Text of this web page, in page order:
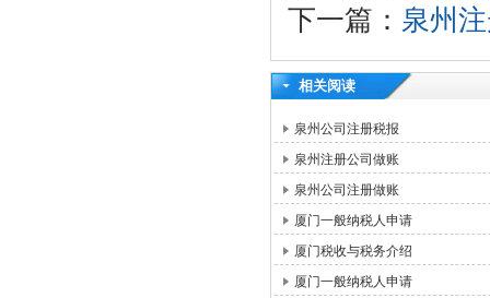
下一篇： 泉州
相关阅读
泉州公司注册税报
泉州注册公司做账
泉州公司注册做账
厦门一般纳税人申请
厦门税收与税务介绍
厦门一般纳税人申请